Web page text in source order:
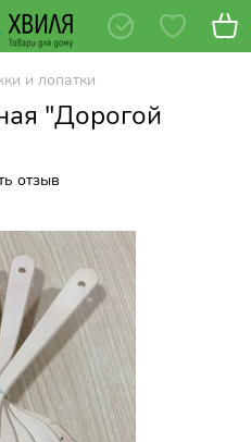
и лопатки
"Дорогой
отзыв